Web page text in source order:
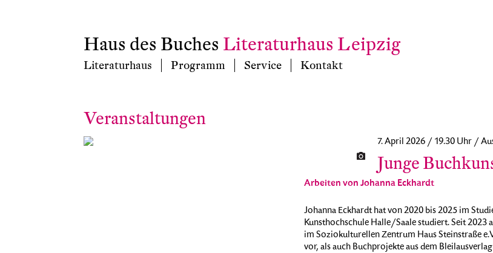
Haus des Buches Literaturhaus Leipzig
Literaturhaus Programm Service Kontakt
Veranstaltungen
7. April 2026 / 19.30 Uhr /
Junge
Arbeiten von Johanna Eckhardt
Johanna Eckhardt hat von 2020 bis 2025 im
Kunsthochschule Halle/Saale studiert. Seit 2023
im Soziokulturellen Zentrum Haus Steinstraße
vor, als auch Buchprojekte aus dem